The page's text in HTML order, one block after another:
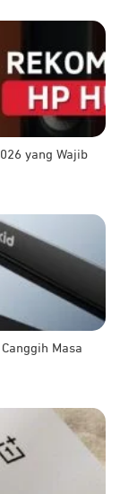
yang Wajib
Masa